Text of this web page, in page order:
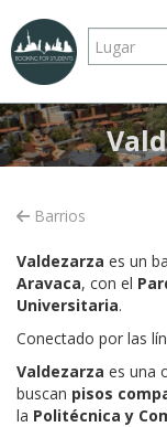
Barrios
Valdezarza es un
Aravaca, con el
Universitaria.
Conectado por las
Valdezarza es una
buscan pisos
la Politécnica y